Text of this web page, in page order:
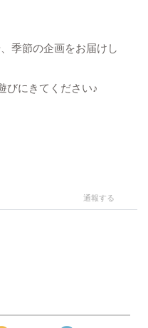
季節の企画をお届けし
びにきてください♪
通報する